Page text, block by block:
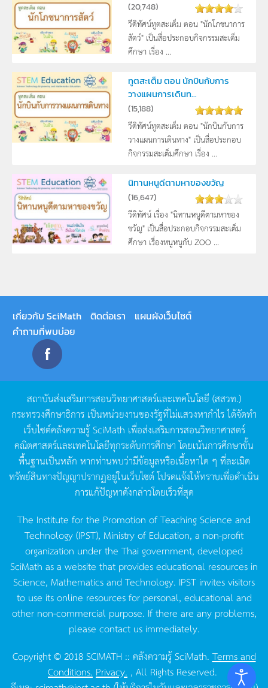
(20,748)
วีดิทัศน์ทูตสะเต็ม ตอน "นักโภชนาการ
สัตว์" เป็นสื่อประกอบกิจกรรมสะเต็ม
ศึกษา เรื่อง ...
ทูตสะเต็ม ตอน นักบินกับการ
วางแผนการเดินท...
(15,188)
วีดิทัศน์ทูตสะเต็ม ตอน "นักบินกับการ
วางแผนการเดินทาง" เป็นสื่อประกอบ
กิจกรรมสะเต็มศึกษา เรื่อง ...
นิทานหนูดีตามหาของขวัญ
(16,647)
วีดิทัศน์ เรื่อง "นิทานหนูดีตามหาของ
ขวัญ" เป็นสื่อประกอบกิจกรรมสะเต็ม
ศึกษา เรื่องหนูหนูกับ ZOO ...
เกี่ยวกับ SciMath ติดต่อเรา
แผนผังเว็บไซต์
คำถามที่พบบ่อย
สถาบันส่งเสริมการสอนวิทยาศาสตร์และเทคโนโลยี (สสวท.)
กระทรวงศึกษาธิการ เป็นหน่วยงานของรัฐที่ไม่แสวงหากำไรได้จัดทำ
เว็บไซต์คลังความรู้SciMath เพื่อส่งเสริมการสอนวิทยาศาสตร์
คณิตศาสตร์และเทคโนโลยีทุกระดับการศึกษา โดยเน้นการศึกษาขั้น
พื้นฐานเป็นหลัก หากท่านพบว่ามีข้อมูลหรือเนื้อหาใด ๆ ที่ละเมิด
ทรัพย์สินทางปัญญาปรากฏอยู่ในเว็บไซต์โปรดแจ้งให้ทราบเพื่อดำเนิน
การแก้ปัญหาดังกล่าวโดยเร็วที่สุด
The Institute for the Promotion of Teaching Science and
Technology (IPST), Ministry of Education, a non-profit
organization under the Thai government, developed
SciMath as a website that provides educational resources in
Science, Mathematics and Technology. IPST invites visitors
to use its online resources for personal, educational and
other non-commercial purpose. If there are any problems,
please contact us immediately.
Copyright © 2018 SCIMATH :: คลังความรู้ SciMath.Terms and
Conditions. Privacy. , All Rights Reserved.